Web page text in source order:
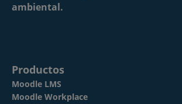
Productos
Moodle LMS
Moodle Workplace